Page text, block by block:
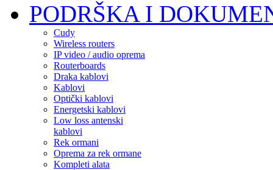
PODRŠKA I
Cudy
Wireless routers
IP video / audio oprema
Routerboards
Draka kablovi
Kablovi
Optički kablovi
Energetski kablovi
Low loss antenski
kablovi
Rek ormani
Oprema za rek ormane
Kompleti alata